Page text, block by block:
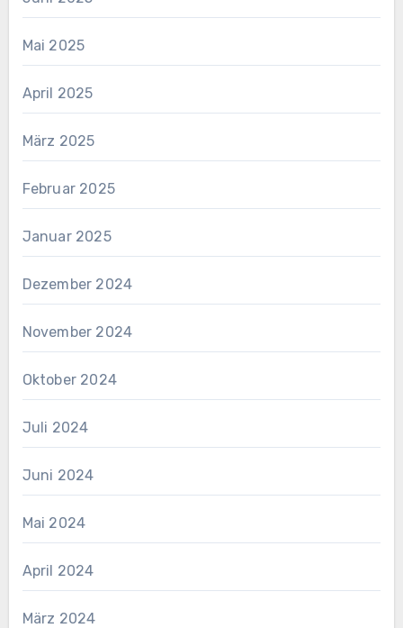
Mai 2025
April 2025
März 2025
Februar 2025
Januar 2025
Dezember 2024
November 2024
Oktober 2024
Juli 2024
Juni 2024
Mai 2024
April 2024
März 2024